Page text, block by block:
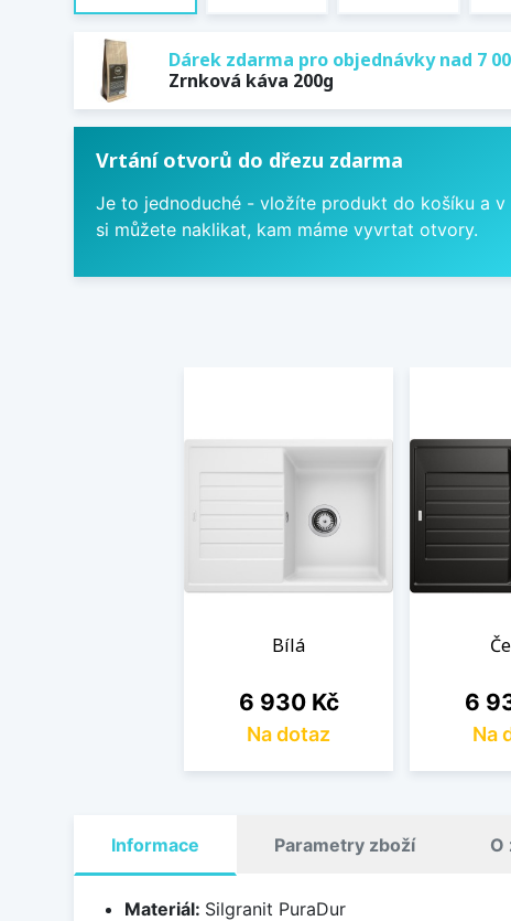
Dárek zdarma pro objednávky nad 7
Zrnková káva 200g
Vrtání otvorů do dřezu zdarma
Je to jednoduché - vložíte produkt do košíku a v
si můžete naklikat, kam máme vyvrtat otvory.
Bílá
Cena
6 930 Kč
Na dotaz
Cena
6
Na
Informace Parametry zboží O
Materiál: Silgranit PuraDur